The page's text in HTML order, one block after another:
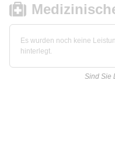
Es wurden noch keine
hinterlegt.
Sind Sie